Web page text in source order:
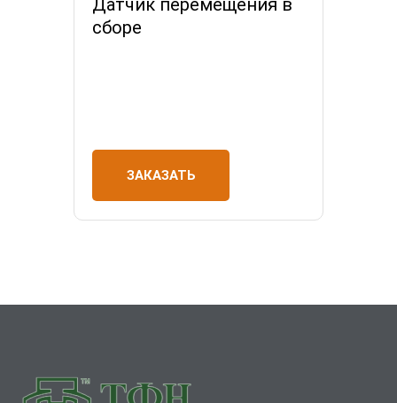
Датчик перемещения в
сборе
ЗАКАЗАТЬ